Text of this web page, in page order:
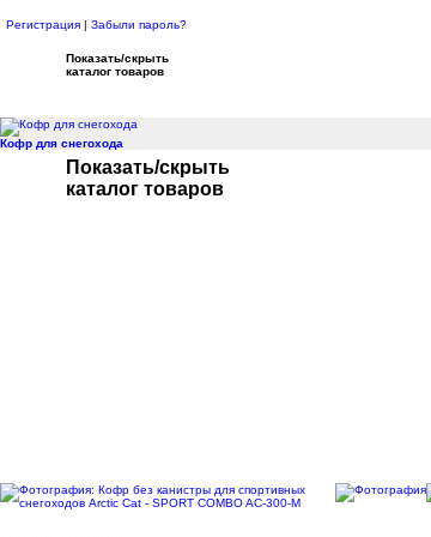
Регистрация
Забыли пароль?
Показать/скрыть
каталог товаров
Кофр для снегохода
Показать/скрыть
каталог товаров